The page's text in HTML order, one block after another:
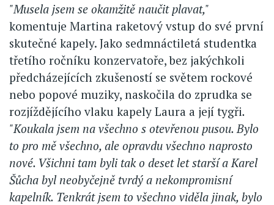
"Musela jsem se okamžitě naučit plavat,"
komentuje Martina raketový vstup do své první
skutečné kapely. Jako sedmnáctiletá studentka
třetího ročníku konzervatoře, bez jakýchkoli
předcházejících zkušeností se světem rockové
nebo popové muziky, naskočila do zprudka se
rozjíždějícího vlaku kapely Laura a její tygři.
"Koukala jsem na všechno s otevřenou pusou. Bylo
to pro mě všechno, ale opravdu všechno naprosto
nové. Všichni tam byli tak o deset let starší a Karel
Šůcha byl neobyčejně tvrdý a nekompromisní
kapelník. Tenkrát jsem to všechno viděla jinak, bylo